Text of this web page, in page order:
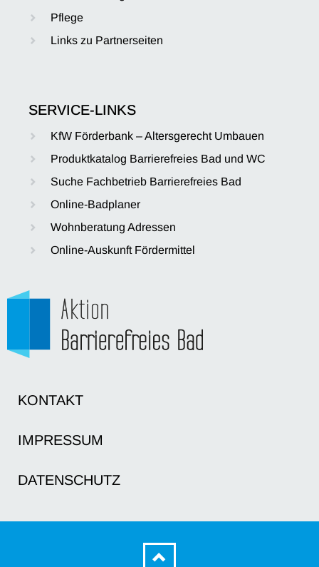
Pflege
Links zu Partnerseiten
SERVICE-LINKS
KfW Förderbank – Altersgerecht Umbauen
Produktkatalog Barrierefreies Bad und WC
Suche Fachbetrieb Barrierefreies Bad
Online-Badplaner
Wohnberatung Adressen
Online-Auskunft Fördermittel
KONTAKT
IMPRESSUM
DATENSCHUTZ